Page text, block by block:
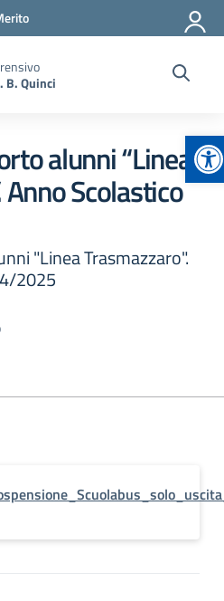
B. Quinci
alunni “Linea
Scolastico
"Linea Trasmazzaro".
2025